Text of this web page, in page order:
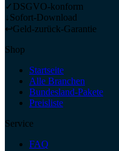
✓ DSGVO-konform
↓Sofort-Download
↩Geld-zurück-Garantie
Shop
Startseite
Alle Branchen
Bundesland-Pakete
Preisliste
Service
FAQ